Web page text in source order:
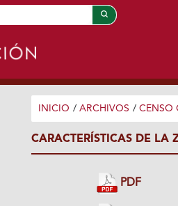
INICIO / ARCHIVOS / CENSO
CARACTERÍSTICAS DE LA
PDF